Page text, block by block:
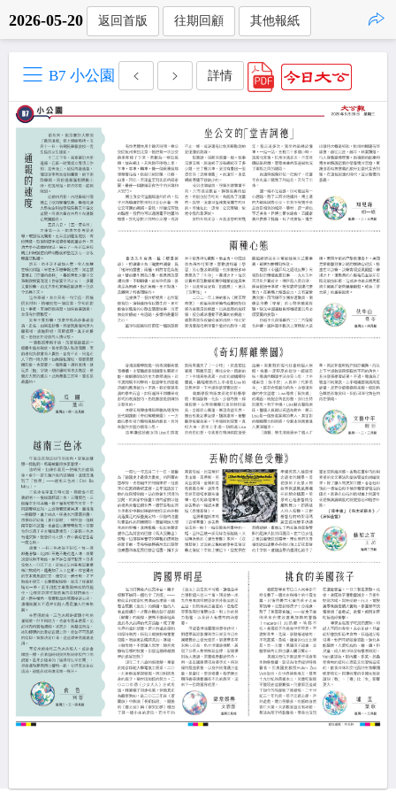
2026-05-20 返回首版 往期回顧 其他報紙
B7 小公園 詳情